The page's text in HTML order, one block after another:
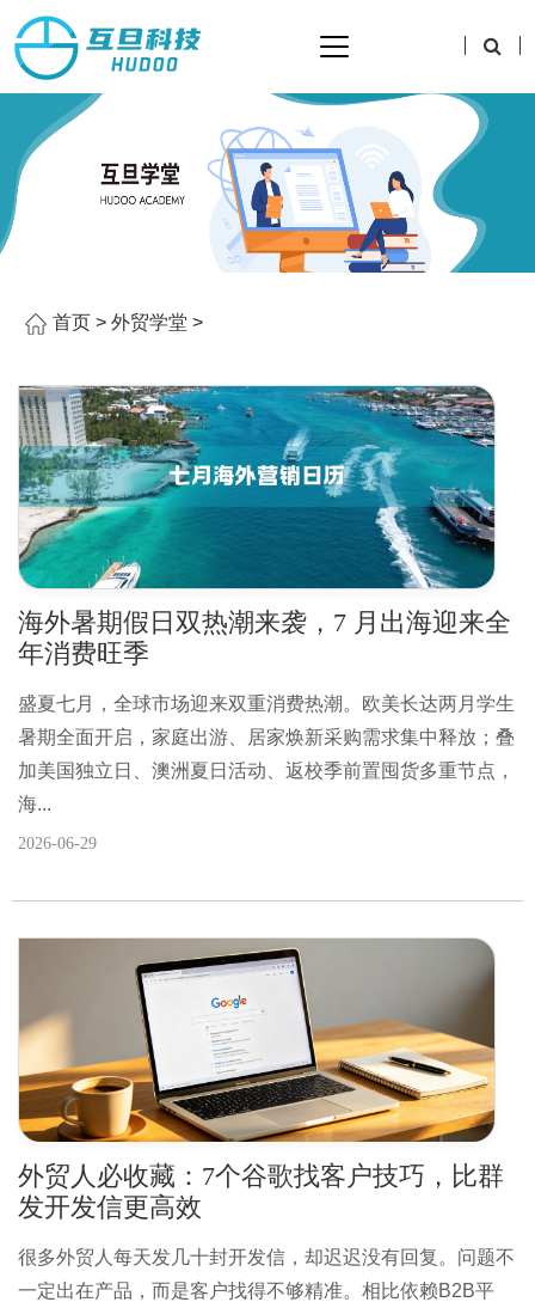
首页 > 外贸学堂 >
海外暑期假日双热潮来袭，7 月出海迎来全
年消费旺季
盛夏七月，全球市场迎来双重消费热潮。欧美长达两月学生
暑期全面开启，家庭出游、居家焕新采购需求集中释放；叠
加美国独立日、澳洲夏日活动、返校季前置囤货多重节点，
海...
2026-06-29
外贸人必收藏：7个谷歌找客户技巧，比群
发开发信更高效
很多外贸人每天发几十封开发信，却迟迟没有回复。问题不
一定出在产品，而是客户找得不够精准。相比依赖B2B平